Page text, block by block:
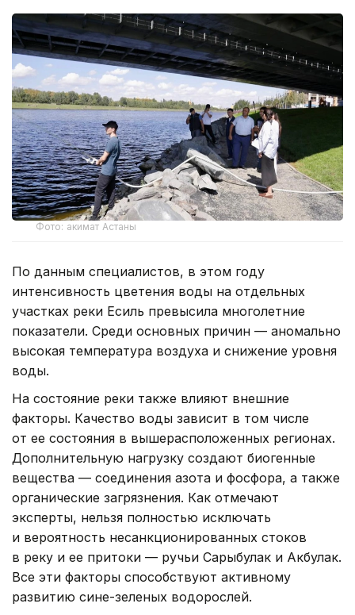
Фото: акимат Астаны
По данным специалистов, в этом году
интенсивность цветения воды на отдельных
участках реки Есиль превысила многолетние
показатели. Среди основных причин — аномально
высокая температура воздуха и снижение уровня
воды.
На состояние реки также влияют внешние
факторы. Качество воды зависит в том числе
от ее состояния в вышерасположенных регионах.
Дополнительную нагрузку создают биогенные
вещества — соединения азота и фосфора, а также
органические загрязнения. Как отмечают
эксперты, нельзя полностью исключать
и вероятность несанкционированных стоков
в реку и ее притоки — ручьи Сарыбулак и Акбулак.
Все эти факторы способствуют активному
развитию сине-зеленых водорослей.